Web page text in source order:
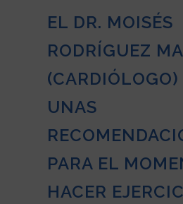
EL DR. MOISÉS
RODRÍGUEZ
(CARDIÓLOGO)
UNAS
PARA EL
HACER